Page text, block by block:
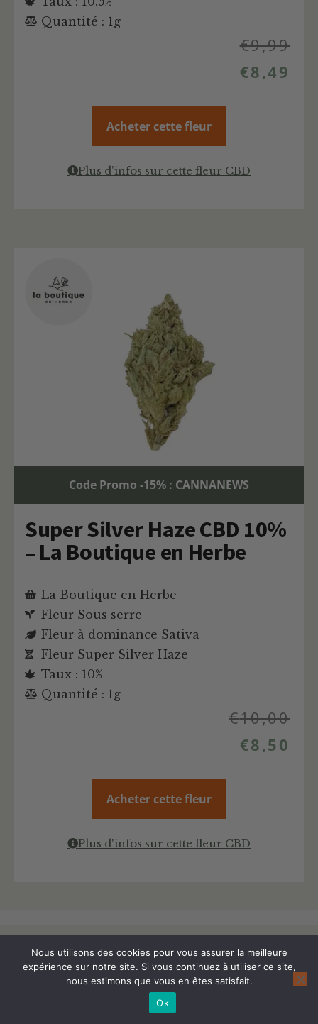
Quantité : 1g
€9,99
€8,49
Acheter cette fleur
Plus d'infos sur cette fleur CBD
Code Promo -15% : CANNANEWS
Super Silver Haze CBD 10%
– La Boutique en Herbe
La Boutique en Herbe
Fleur Sous serre
Fleur à dominance Sativa
Fleur Super Silver Haze
Taux : 10%
Quantité : 1g
€10,00
€8,50
Acheter cette fleur
Plus d'infos sur cette fleur CBD
Suivez Cannanews !
Nous utilisons des cookies pour vous assurer la meilleure
expérience sur notre site. Si vous continuez à utiliser ce site,
nous estimons que vous en êtes satisfait.
Ok